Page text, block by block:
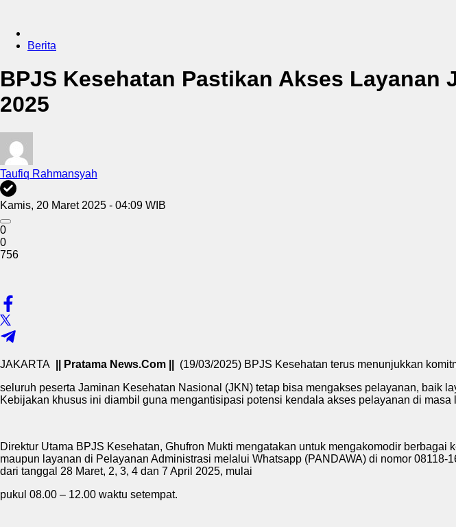
Berita
BPJS Kesehatan Pastikan Akses Layanan
2025
Taufiq Rahmansyah
Kamis, 20 Maret 2025 - 04:09 WIB
0
0
756
JAKARTA || Pratama News.Com || (19/03/2025) BPJS Kesehatan terus menunjukkan
seluruh peserta Jaminan Kesehatan Nasional (JKN) tetap bisa mengakses pelayanan, baik
Kebijakan khusus ini diambil guna mengantisipasi potensi kendala akses pelayanan di masa
Direktur Utama BPJS Kesehatan, Ghufron Mukti mengatakan untuk mengakomodir
maupun layanan di Pelayanan Administrasi melalui Whatsapp (PANDAWA) di nomor
dari tanggal 28 Maret, 2, 3, 4 dan 7 April 2025, mulai
pukul 08.00 – 12.00 waktu setempat.